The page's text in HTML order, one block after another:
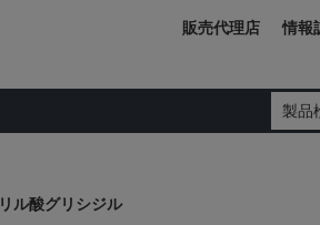
製品
販売代理店 情報
ル酸グリシジル